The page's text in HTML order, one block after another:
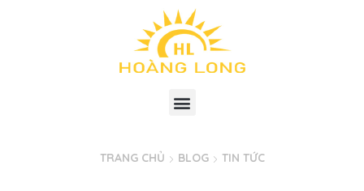
TRANG CHỦ BLOG TIN TỨC